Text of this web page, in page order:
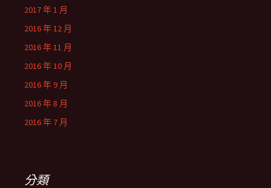
2017 年 1 月
2016 年 12 月
2016 年 11 月
2016 年 10 月
2016 年 9 月
2016 年 8 月
2016 年 7 月
分類